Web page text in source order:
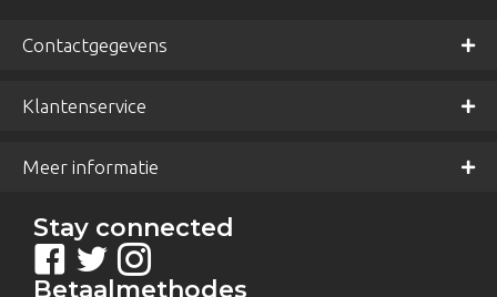
Contactgegevens
Klantenservice
Meer informatie
Stay connected
Betaalmethodes